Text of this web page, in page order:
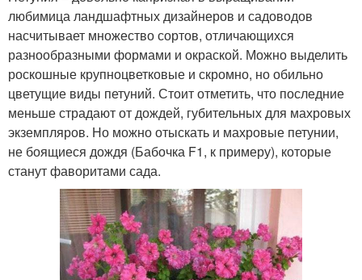
любимица ландшафтных дизайнеров и садоводов
насчитывает множество сортов, отличающихся
разнообразными формами и окраской. Можно выделить
роскошные крупноцветковые и скромно, но обильно
цветущие виды петуний. Стоит отметить, что последние
меньше страдают от дождей, губительных для махровых
экземпляров. Но можно отыскать и махровые петунии,
не боящиеся дождя (Бабочка F1, к примеру), которые
станут фаворитами сада.